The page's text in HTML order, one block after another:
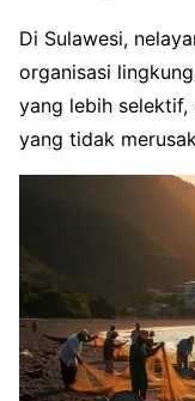
Di Sulawesi,
organisasi
yang lebih
yang tidak